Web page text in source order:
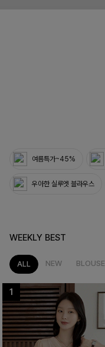
여름특가~45%
우아한 실루엣 블라우스
WEEKLY BEST
ALL NEW BLOUSE